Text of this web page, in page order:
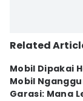
Related
Mobil Dipakai
Mobil
Garasi: Mana